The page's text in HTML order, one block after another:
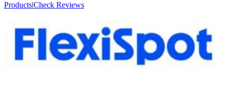
Products|Check Reviews